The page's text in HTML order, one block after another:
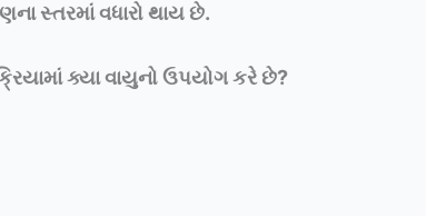
સ્તરમાં વધારો થાય છે.
ક્યા વાયુનો ઉપયોગ કરે છે?